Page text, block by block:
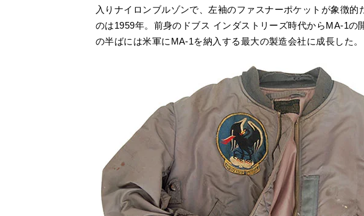
入りナイロンブルゾンで、左袖のファスナーポケットが象徴的
のは1959年。前身のドブス インダストリーズ時代からMA-1の
の半ばには米軍にMA-1を納入する最大の製造会社に成長した。